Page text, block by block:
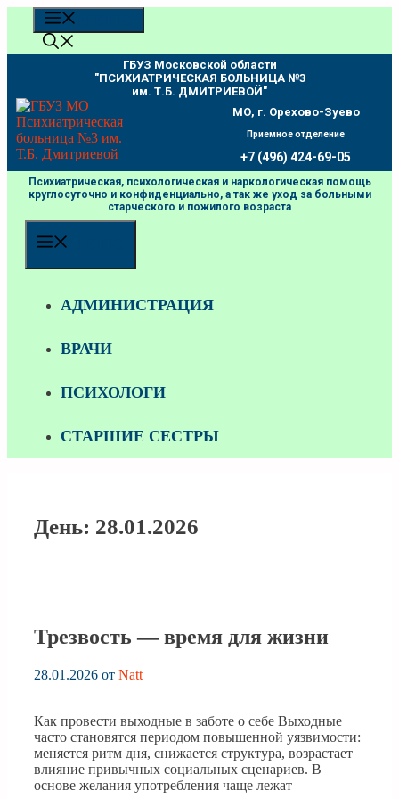
Перейти
содержимому
ГБУЗ Московской области
"ПCИХИАТРИЧЕСКАЯ БОЛЬНИЦА №3
им. Т.Б. ДМИТРИЕВОЙ"
МО, г. Орехово-Зуево
Приемное отделение
+7 (496) 424-69-05
Психиатрическая, психологическая и наркологическая помощь
круглосуточно и конфиденциально, а так же уход за больными
старческого и пожилого возраста
АДМИНИСТРАЦИЯ
ВРАЧИ
ПСИХОЛОГИ
СТАРШИЕ СЕСТРЫ
День: 28.01.2026
Трезвость — время для жизни
28.01.2026 от Natt
Как провести выходные в заботе о себе Выходные
часто становятся периодом повышенной уязвимости:
меняется ритм дня, снижается структура, возрастает
влияние привычных социальных сценариев. В
основе желания употребления чаще лежат